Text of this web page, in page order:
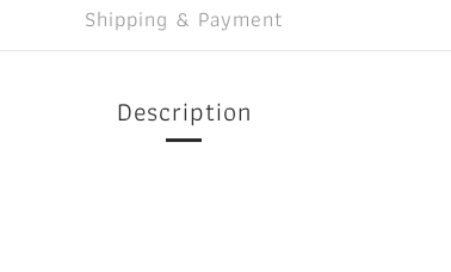
Shipping & Payment
Description